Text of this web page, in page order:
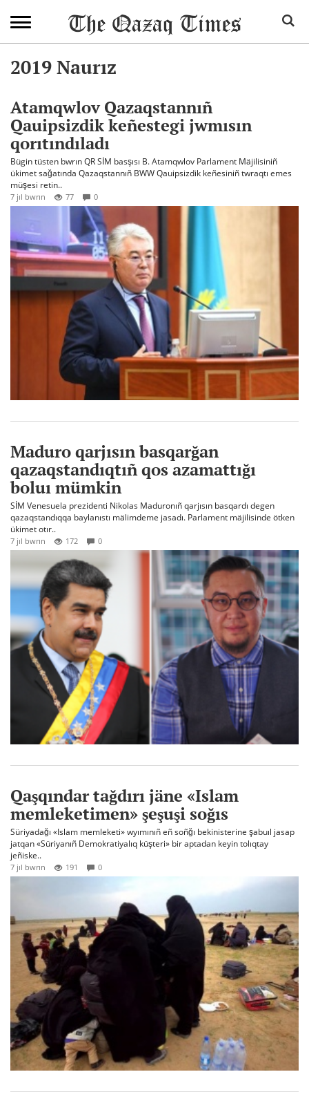
2019 Naurız
Atamqwlov Qazaqstannıñ
Qauipsizdik keñestegi jwmısın
qorıtındıladı
Bügin tüsten bwrın QR SİM basşısı B. Atamqwlov Parlament Mäjilisiniñ
ükimet sağatında Qazaqstannıñ BWW Qauipsizdik keñesiniñ twraqtı emes
müşesi retin..
7 jıl bwrın 77 0
Maduro qarjısın basqarğan
qazaqstandıqtıñ qos azamattığı
boluı mümkin
SİM Venesuela prezidenti Nikolas Maduronıñ qarjısın basqardı degen
qazaqstandıqqa baylanıstı mälimdeme jasadı. Parlament mäjilisinde ötken
ükimet otır..
7 jıl bwrın 172 0
Qaşqındar tağdırı jäne «Islam
memleketimen» şeşuşi soğıs
Süriyadağı «Islam memleketi» wyımınıñ eñ soñğı bekinisterine şabuıl jasap
jatqan «Süriyanıñ Demokratiyalıq küşteri» bir aptadan keyin tolıqtay
jeñiske..
7 jıl bwrın 191 0